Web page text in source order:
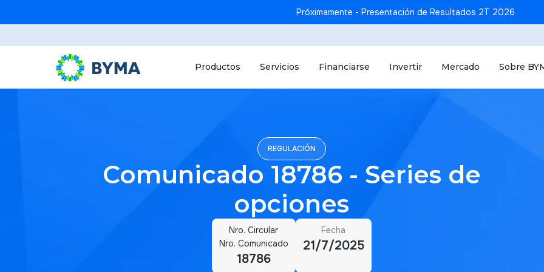
Próximamente - Presentación de Resultados 2T 2026
Productos Servicios Financiarse Invertir Mercado Sobre
REGULACIÓN
Comunicado 18786 - Series de
opciones
Nro. Circular
Nro. Comunicado
18786
Fecha
21/7/2025